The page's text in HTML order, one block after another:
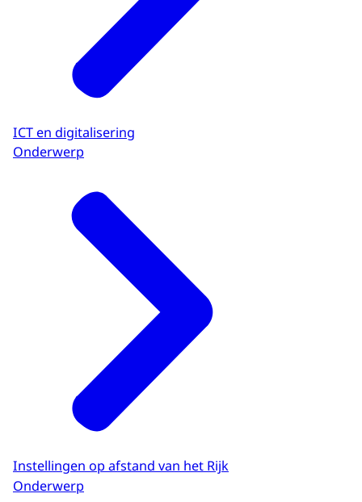
ICT en digitalisering
Onderwerp
Instellingen op afstand van het Rijk
Onderwerp